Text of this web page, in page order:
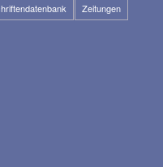
Zeitungen